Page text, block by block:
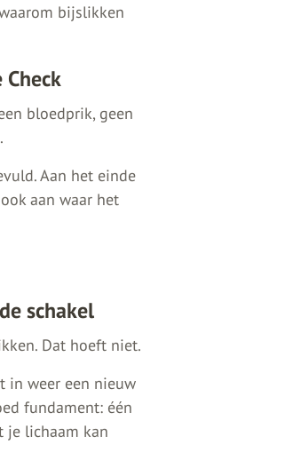
bijslikken
bloedprik, geen
Aan het einde
aan waar het
schakel
Dat hoeft niet.
in weer een nieuw
fundament: één
je lichaam kan